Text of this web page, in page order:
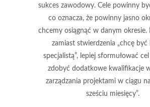
sukces zawodowy. Cele powinny
co oznacza, że powinny jasno
chcemy osiągnąć w danym okresie.
zamiast stwierdzenia „chcę być
specjalistą”, lepiej sformułować
zdobyć dodatkowe kwalifikacje
zarządzania projektami w ciągu
sześciu miesięcy”.